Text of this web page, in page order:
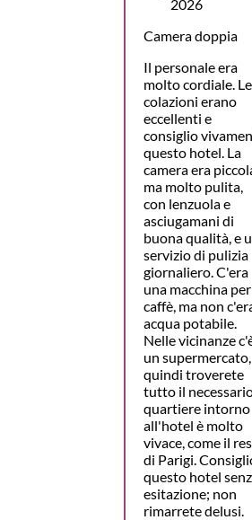
2026
Camera doppia
Il personale era
molto cordiale. Le
colazioni erano
eccellenti e
consiglio
questo hotel. La
camera era
ma molto pulita,
con lenzuola e
asciugamani di
buona qualità, e
servizio di pulizia
giornaliero. C'era
una macchina
caffè, ma non
acqua potabile.
Nelle vicinanze
un supermercato,
quindi troverete
tutto il
quartiere intorno
all'hotel è molto
vivace, come il
di Parigi.
questo hotel
esitazione; non
rimarrete delusi.